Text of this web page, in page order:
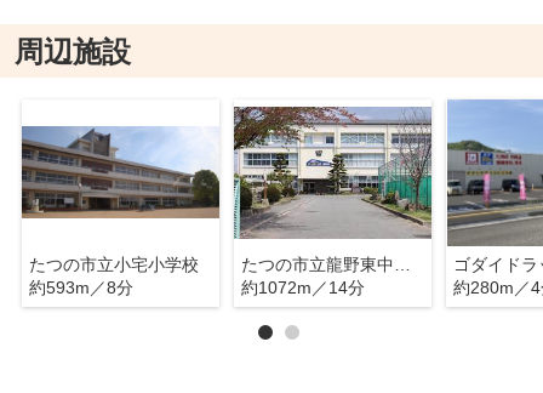
周辺施設
たつの市立小宅小学校
約593m／8分
約1072m／14分
約280m／